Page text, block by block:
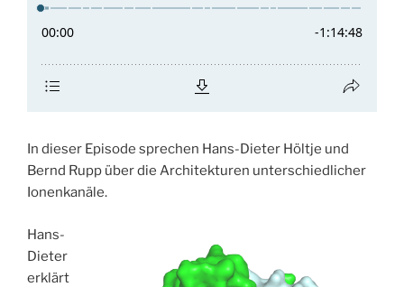
In dieser Episode sprechen Hans-Dieter Höltje und
Bernd Rupp über die Architekturen unterschiedlicher
Ionenkanäle.
Hans-
Dieter
erklärt